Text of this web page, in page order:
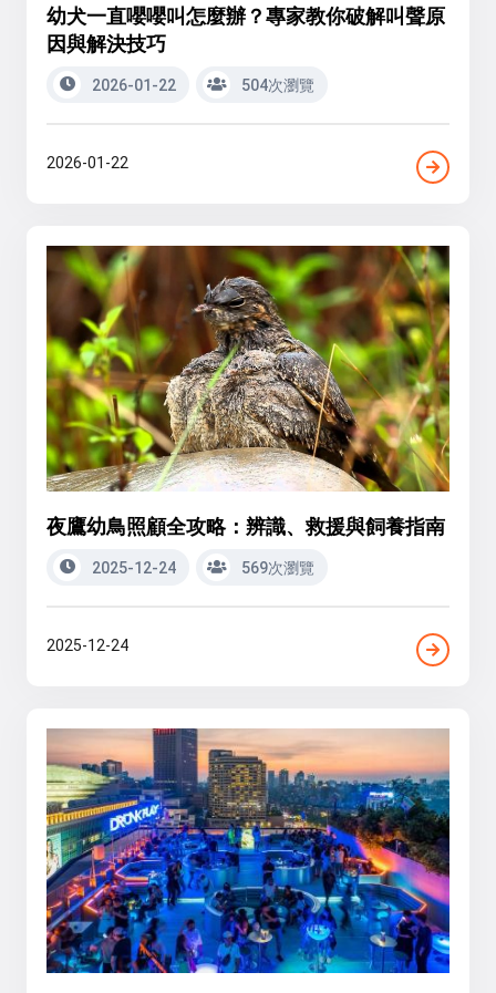
幼犬一直嚶嚶叫怎麼辦？專家教你破解叫聲原
因與解決技巧
2026-01-22 504次瀏覽
2026-01-22
夜鷹幼鳥照顧全攻略：辨識、救援與飼養指南
2025-12-24 569次瀏覽
2025-12-24